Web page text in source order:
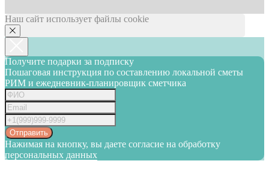
Наш сайт использует файлы cookie
Получите подарки за подписку
Пошаговая инструкция по составлению локальной сметы
РИМ и ежедневник-планировщик сметчика
Отправить
Нажимая на кнопку, вы даете согласие на обработку
персональных данных